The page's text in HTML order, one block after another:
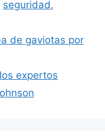
seguridad,
de gaviotas por
expertos